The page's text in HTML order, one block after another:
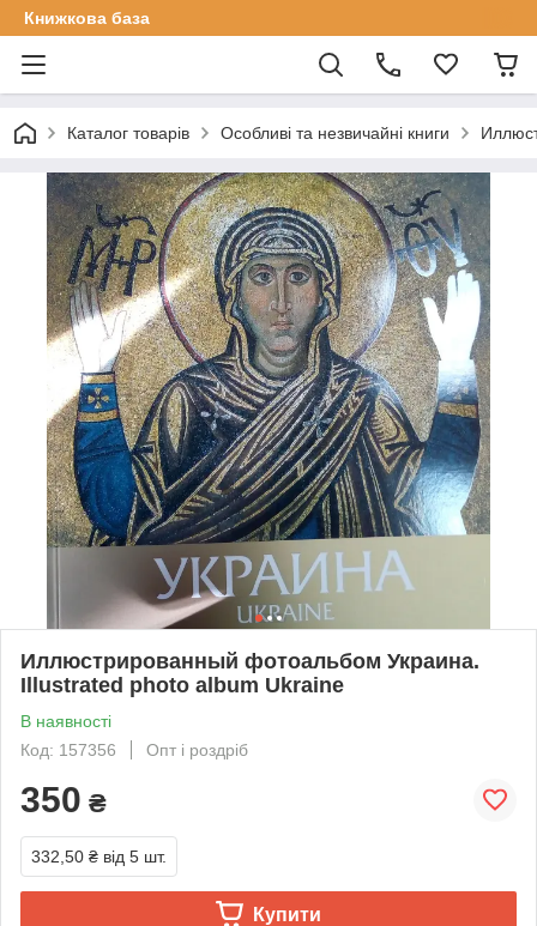
Книжкова база
Каталог товарів Особливі та незвичайні книги
Иллюстрированный фотоальбом Украина.
Illustrated photo album Ukraine
В наявності
Код: 157356
Опт і роздріб
350 ₴
332,50 ₴ від 5 шт.
Купити